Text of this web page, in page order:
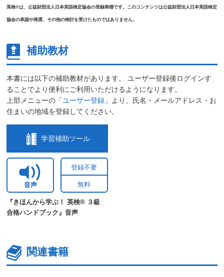
英検®は、公益財団法人日本英語検定協会の登録商標です。このコンテンツは公益財団法人日本英語検定
協会の承認や推奨、その他の検討を受けたものではありません。
補助教材
本書には以下の補助教材があります。 ユーザー登録後ログインす
ることでより便利にご利用いただけるようになります。
上部メニューの「ユーザー登録 」より、氏名・メールアドレス・お
住まいの地域を登録してください。
学習補助ツール
音声
登録不要
無料
『きほんから学ぶ！ 英検® ３級
合格ハンドブック』音声
関連書籍